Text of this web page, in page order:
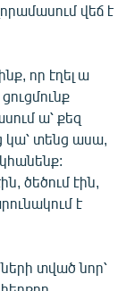
վեճ է
որ էղել ա
ա՝ քեզ
տենց ասա,
ծեծում էին,
է
տված նոր՝